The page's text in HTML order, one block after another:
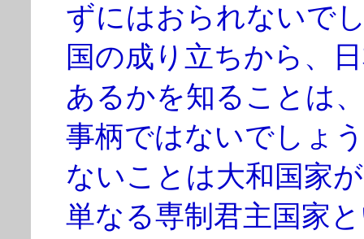
ずにはおられないで
国の成り立ちから、
あるかを知ることは
事柄ではないでしょ
ないことは大和国家
単なる専制君主国家